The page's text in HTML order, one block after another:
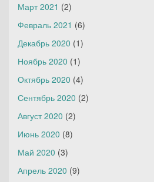
Март 2021 (2)
Февраль 2021 (6)
Декабрь 2020 (1)
Ноябрь 2020 (1)
Октябрь 2020 (4)
Сентябрь 2020 (2)
Август 2020 (2)
Июнь 2020 (8)
Май 2020 (3)
Апрель 2020 (9)